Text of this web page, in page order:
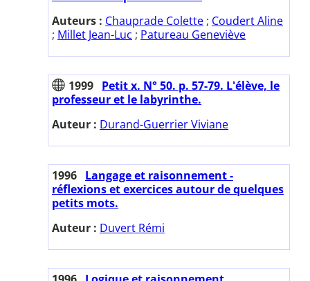
Auteurs : Chauprade Colette ; Coudert Aline
; Millet Jean-Luc ; Patureau Geneviève
1999 Petit x. N° 50. p. 57-79. L'élève, le
professeur et le labyrinthe.
Auteur : Durand-Guerrier Viviane
1996 Langage et raisonnement -
réflexions et exercices autour de quelques
petits mots.
Auteur : Duvert Rémi